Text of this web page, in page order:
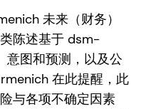
未来（财务）
陈述基于 dsm-
图和预测，以及公
在此提醒，此
与各项不确定因素